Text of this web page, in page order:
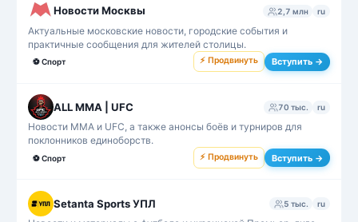
Новости Москвы 2,7 млн ru
Актуальные московские новости, городские события и
практичные сообщения для жителей столицы.
⚽Спорт ⚡ Продвинуть Вступить →
ALL MMA | UFC 70 тыс. ru
Новости MMA и UFC, а также анонсы боёв и турниров для
поклонников единоборств.
⚽Спорт ⚡ Продвинуть Вступить →
Setanta Sports УПЛ 5 тыс. ru